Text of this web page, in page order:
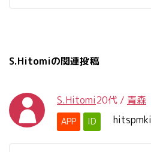
S.Hitomiの関連投稿
S.Hitomi20代 / 青森
APP ID hitspmki